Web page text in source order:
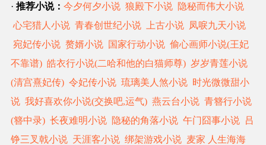
· 推荐小说： 今夕何夕小说 狼殿下小说 隐秘而伟大小说
心宅猎人小说 青春创世纪小说 上古小说 凤唳九天小说
宛妃传小说 赘婿小说 国家行动小说 偷心画师小说(王妃
不靠谱) 皓衣行小说(二哈和他的白猫师尊) 岁岁青莲小说
(清宫熹妃传) 令妃传小说 琉璃美人煞小说 时光微微甜小
说 我好喜欢你小说(交换吧,运气) 燕云台小说 青簪行小说
(簪中录) 长夜难明小说 隐秘的角落小说 午门囧事小说 吕
铮三叉戟小说 天涯客小说 绑架游戏小说 麦家 人生海海